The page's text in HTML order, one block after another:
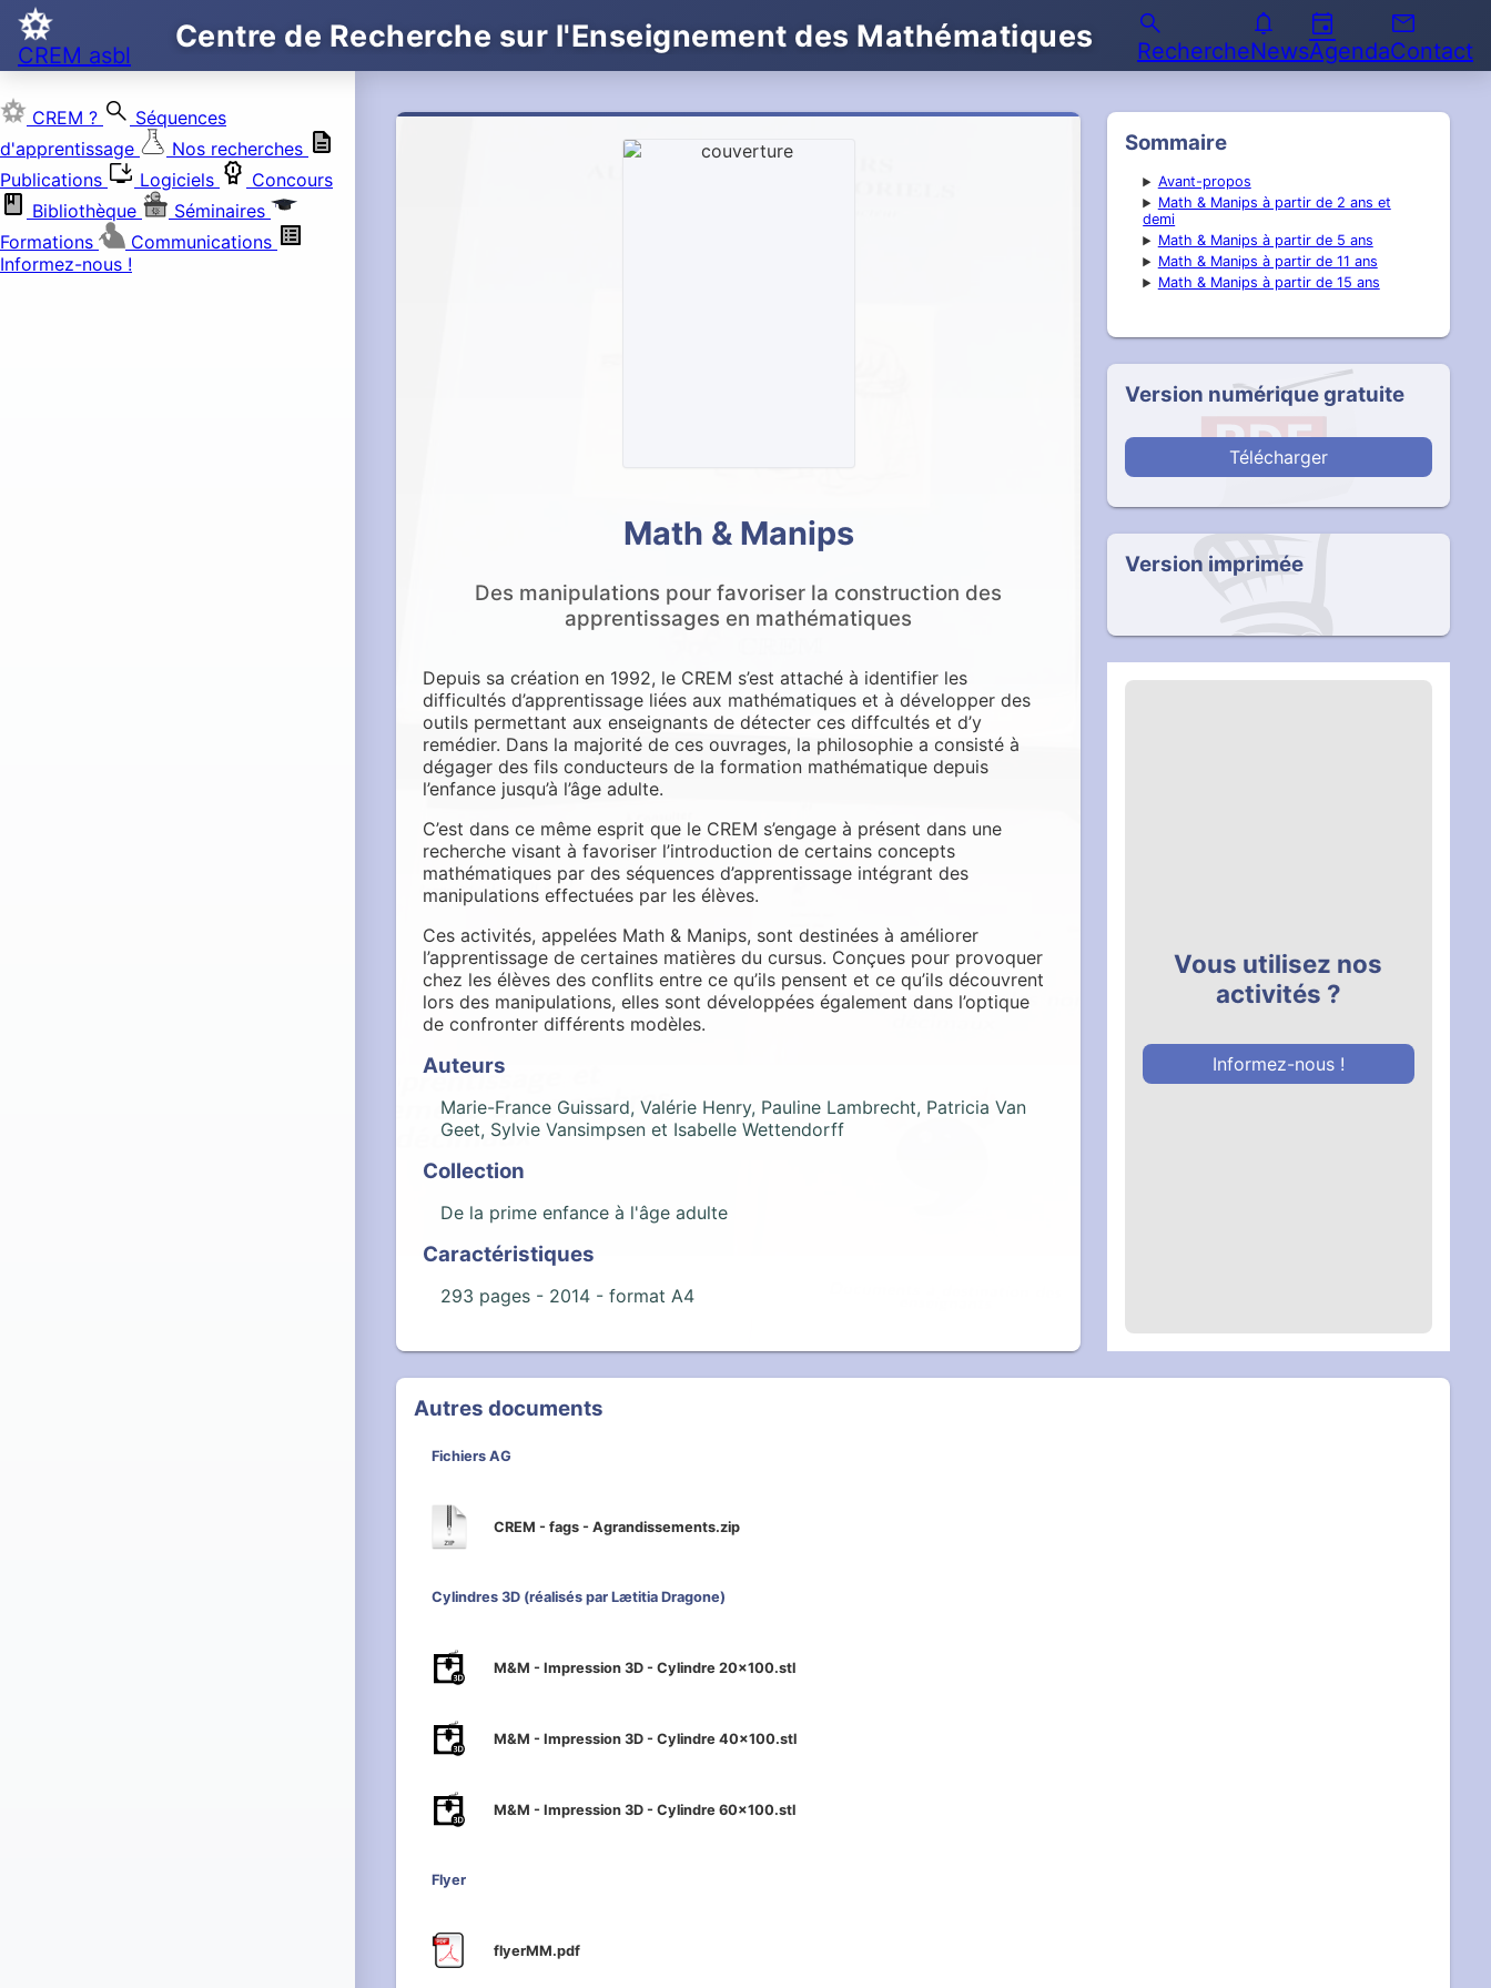
CREM asbl
Centre de Recherche sur l'Enseignement des Mathématiques search
Recherche
notifications
News
event
Agenda
email
Contact
CREM ? search Séquences
d'apprentissage
Nos recherches
Publications install_desktop Logiciels
Concours
Bibliothèque
Séminaires
Formations
Communications
Informez-nous !
Math & Manips
Des manipulations pour favoriser la construction des
apprentissages en mathématiques
Depuis sa création en 1992, le CREM s’est attaché à identifier les
difficultés d’apprentissage liées aux mathématiques et à développer des
outils permettant aux enseignants de détecter ces diffcultés et d’y
remédier. Dans la majorité de ces ouvrages, la philosophie a consisté à
dégager des fils conducteurs de la formation mathématique depuis
l’enfance jusqu’à l’âge adulte.
C’est dans ce même esprit que le CREM s’engage à présent dans une
recherche visant à favoriser l’introduction de certains concepts
mathématiques par des séquences d’apprentissage intégrant des
manipulations effectuées par les élèves.
Ces activités, appelées Math & Manips, sont destinées à améliorer
l’apprentissage de certaines matières du cursus. Conçues pour provoquer
chez les élèves des conflits entre ce qu’ils pensent et ce qu’ils découvrent
lors des manipulations, elles sont développées également dans l’optique
de confronter différents modèles.
Auteurs
Marie-France Guissard, Valérie Henry, Pauline Lambrecht, Patricia Van
Geet, Sylvie Vansimpsen et Isabelle Wettendorff
Collection
De la prime enfance à l'âge adulte
Caractéristiques
293 pages - 2014 - format A4
Sommaire
Avant-propos
Math & Manips à partir de 2 ans et
demi
Math & Manips à partir de 5 ans
Math & Manips à partir de 11 ans
Math & Manips à partir de 15 ans
Version numérique gratuite
Télécharger
Version imprimée
Autres documents
Fichiers AG
CREM - fags - Agrandissements.zip
Cylindres 3D (réalisés par Lætitia Dragone)
M&M - Impression 3D - Cylindre 20x100.stl
M&M - Impression 3D - Cylindre 40x100.stl
M&M - Impression 3D - Cylindre 60x100.stl
Flyer
flyerMM.pdf
Vous utilisez nos
activités ?
Informez-nous !